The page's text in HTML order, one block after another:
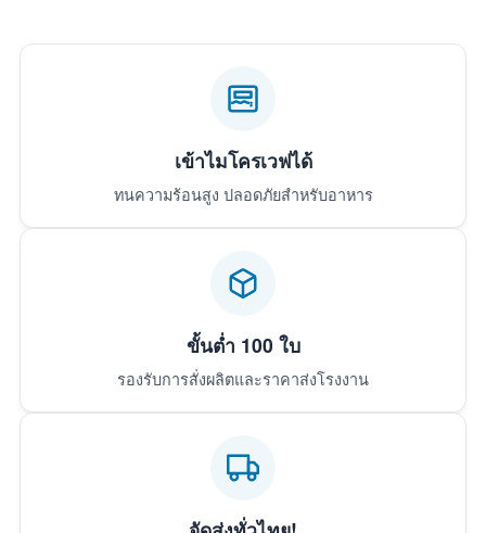
เข้าไมโครเวฟได้
ทนความร้อนสูง ปลอดภัยสำหรับอาหาร
ขั้นต่ำ 100 ใบ
รองรับการสั่งผลิตและราคาส่งโรงงาน